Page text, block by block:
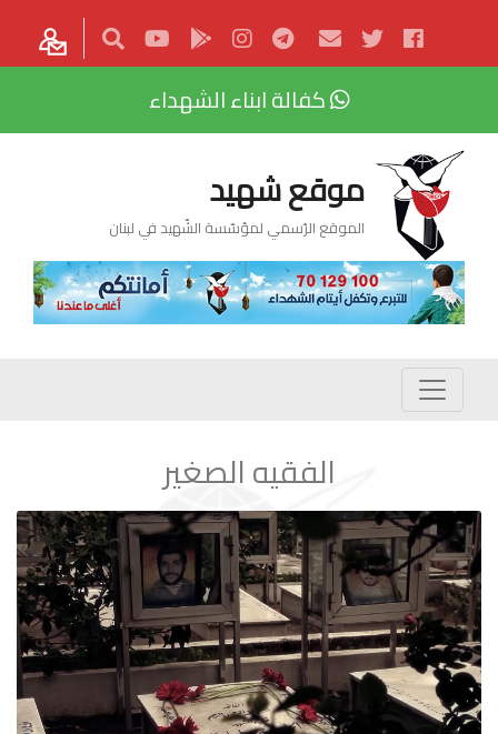
كفالة ابناء الشهداء
موقع شهيد
الموقع الرّسمي لمؤسّسة الشّهيد في لبنان
الفقيه الصغير